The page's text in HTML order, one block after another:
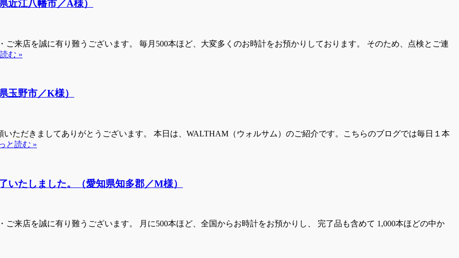
近江八幡市／A様）
来店を誠に有り難うございます。 毎月500本ほど、大変多くのお時計をお預かりしております。 そのため、点検とご連
む »
玉野市／K様）
ただきましてありがとうございます。 本日は、WALTHAM（ウォルサム）のご紹介です。こちらのブログでは毎日１本
と読む »
たしました。（愛知県知多郡／M様）
来店を誠に有り難うございます。 月に500本ほど、全国からお時計をお預かりし、 完了品も含めて 1,000本ほどの中か